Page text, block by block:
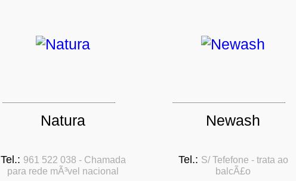
Natura
Tel.: 961 522 038 - Chamada
para rede mÃ³vel nacional
Newash
Tel.: S/ Tefefone - trata ao
balcÃ£o